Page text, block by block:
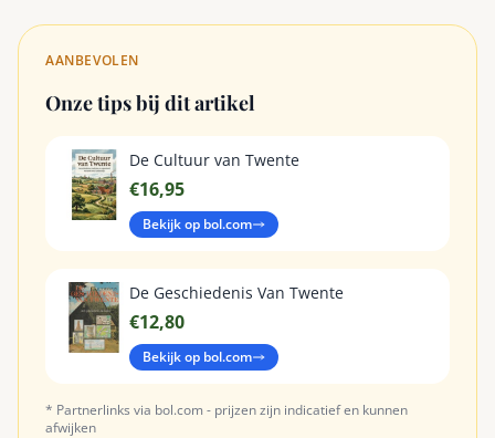
AANBEVOLEN
Onze tips bij dit artikel
De Cultuur van Twente
€16,95
Bekijk op bol.com
De Geschiedenis Van Twente
€12,80
Bekijk op bol.com
* Partnerlinks via bol.com - prijzen zijn indicatief en kunnen
afwijken